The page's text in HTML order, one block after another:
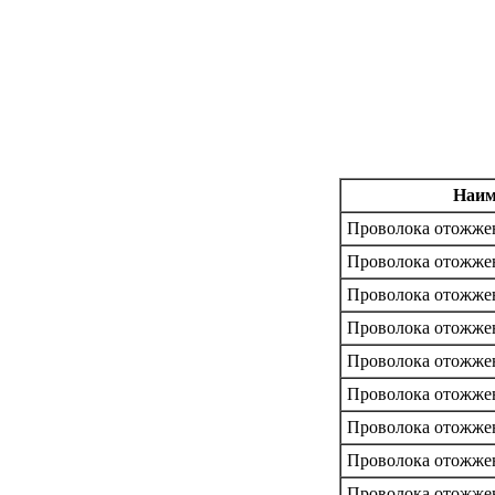
Проволока
Проволока
Проволока
Проволока
Проволока
Проволока
Проволока
Проволока